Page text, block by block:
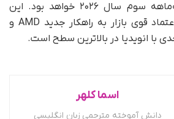
از سه‌ماهه سوم سال ۲۰۲۶ خواهد بود. این
همکاری نشان‌دهنده اعتماد قوی بازار به راهکار جدید AMD و
با انویدیا در بالاترین سطح است.
اسما کلهر
دانش آموخته مترجمی زبان انگلیسی